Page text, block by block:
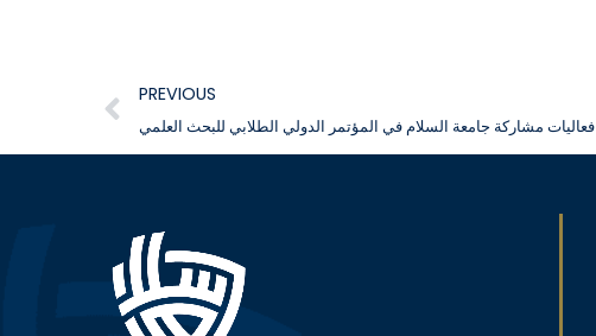
PREVIOUS
فعاليات مشاركة جامعة السلام في المؤتمر الدولي الطلابي للبحث العلمي